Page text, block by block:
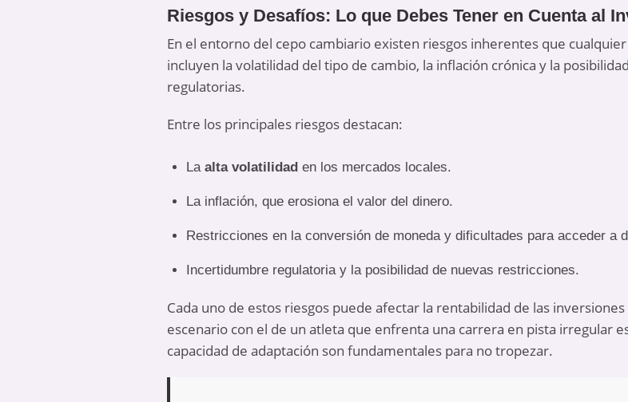
Riesgos y Desafíos: Lo que Debes Tener en Cuenta al
En el entorno del cepo cambiario existen riesgos inherentes que
incluyen la volatilidad del tipo de cambio, la inflación crónica y la
regulatorias.
Entre los principales riesgos destacan:
La alta volatilidad en los mercados locales.
La inflación, que erosiona el valor del dinero.
Restricciones en la conversión de moneda y dificultades para acceder a
Incertidumbre regulatoria y la posibilidad de nuevas restricciones.
Cada uno de estos riesgos puede afectar la rentabilidad de las
escenario con el de un atleta que enfrenta una carrera en pista irregular
capacidad de adaptación son fundamentales para no tropezar.